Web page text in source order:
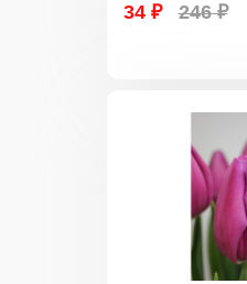
34 ₽ 246 ₽